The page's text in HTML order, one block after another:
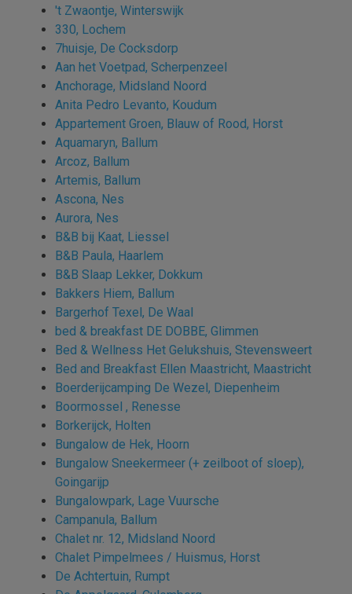
't Zwaontje, Winterswijk
330, Lochem
7huisje, De Cocksdorp
Aan het Voetpad, Scherpenzeel
Anchorage, Midsland Noord
Anita Pedro Levanto, Koudum
Appartement Groen, Blauw of Rood, Horst
Aquamaryn, Ballum
Arcoz, Ballum
Artemis, Ballum
Ascona, Nes
Aurora, Nes
B&B bij Kaat, Liessel
B&B Paula, Haarlem
B&B Slaap Lekker, Dokkum
Bakkers Hiem, Ballum
Bargerhof Texel, De Waal
bed & breakfast DE DOBBE, Glimmen
Bed & Wellness Het Gelukshuis, Stevensweert
Bed and Breakfast Ellen Maastricht, Maastricht
Boerderijcamping De Wezel, Diepenheim
Boormossel , Renesse
Borkerijck, Holten
Bungalow de Hek, Hoorn
Bungalow Sneekermeer (+ zeilboot of sloep),
Goingarijp
Bungalowpark, Lage Vuursche
Campanula, Ballum
Chalet nr. 12, Midsland Noord
Chalet Pimpelmees / Huismus, Horst
De Achtertuin, Rumpt